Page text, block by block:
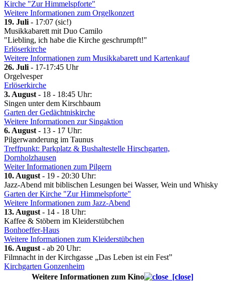
Kirche "Zur Himmelspforte"
Weitere Informationen zum Orgelkonzert
19. Juli - 17:07 (sic!)
Musikkabarett mit Duo Camilo
"Liebling, ich habe die Kirche geschrumpft!"
Erlöserkirche
Weitere Informationen zum Musikkabarett und Kartenkauf
26. Juli - 17-17:45 Uhr
Orgelvesper
Erlöserkirche
3. August - 18 - 18:45 Uhr:
Singen unter dem Kirschbaum
Garten der Gedächtniskirche
Weitere Informationen zur Singaktion
6. August - 13 - 17 Uhr:
Pilgerwanderung im Taunus
Treffpunkt: Parkplatz & Bushaltestelle Hirschgarten,
Dornholzhausen
Weiter Informationen zum Pilgern
10. August - 19 - 20:30 Uhr:
Jazz-Abend mit biblischen Lesungen bei Wasser, Wein und Whisky
Garten der Kirche "Zur Himmelspforte"
Weitere Informationen zum Jazz-Abend
13. August - 14 - 18 Uhr:
Kaffee & Stöbern im Kleiderstübchen
Bonhoeffer-Haus
Weitere Informationen zum Kleiderstübchen
16. August - ab 20 Uhr:
Filmnacht in der Kirchgasse „Das Leben ist ein Fest”
Kirchgarten Gonzenheim
Weitere Informationen zum Kino
[close]